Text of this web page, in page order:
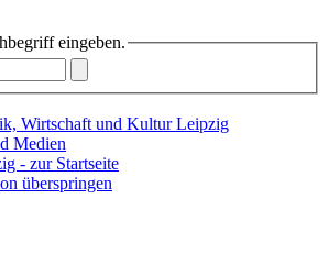
eingeben.
Wirtschaft und Kultur Leipzig
Medien
überspringen